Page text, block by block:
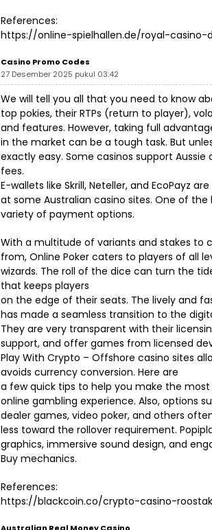
References:
https://online-spielhallen.de/royal-
Casino Promo Codes
27 Desember 2025 pukul 03:42
We will tell you all that you need to know
top pokies, their RTPs (return to player),
and features. However, taking full
in the market can be a tough task. But
exactly easy. Some casinos support
fees.
E-wallets like Skrill, Neteller, and EcoPayz
at some Australian casino sites. One of
variety of payment options.
With a multitude of variants and stakes to
from, Online Poker caters to players of all
wizards. The roll of the dice can turn the
that keeps players
on the edge of their seats. The lively and
has made a seamless transition to the
They are very transparent with their
support, and offer games from licensed
Play With Crypto – Offshore casino sites
avoids currency conversion. Here are
a few quick tips to help you make the
online gambling experience. Also, options
dealer games, video poker, and others
less toward the rollover requirement.
graphics, immersive sound design, and
Buy mechanics.
References:
https://blackcoin.co/crypto-casino-